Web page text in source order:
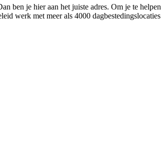
ben je hier aan het juiste adres. Om je te
werk met meer als 4000